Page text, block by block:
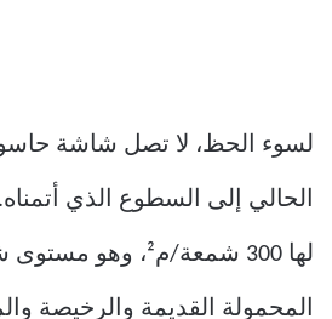
لسوء الحظ، لا تصل شاشة
الحالي إلى السطوع الذي
لها 300 شمعة/م²،
المحمولة القديمة والرخيصة